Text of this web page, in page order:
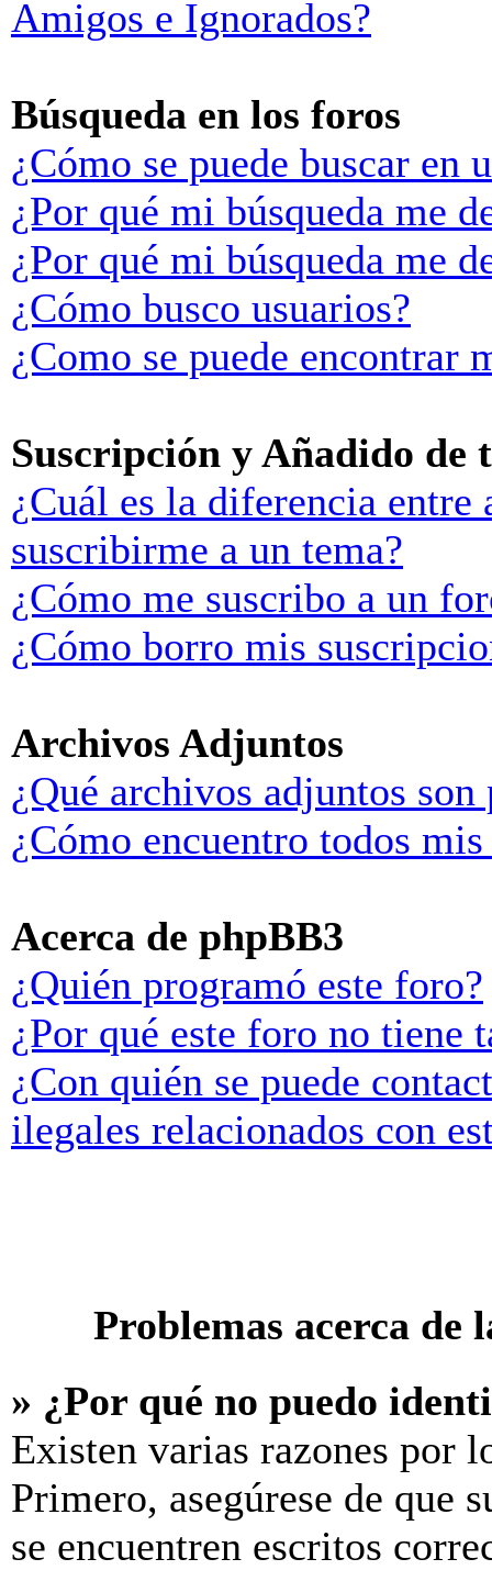
Amigos e Ignorados?
Búsqueda en los foros
¿Cómo se puede buscar en
¿Por qué mi búsqueda me
¿Por qué mi búsqueda me
¿Cómo busco usuarios?
¿Como se puede encontrar
Suscripción y Añadido de
¿Cuál es la diferencia
suscribirme a un tema?
¿Cómo me suscribo a un
¿Cómo borro mis
Archivos Adjuntos
¿Qué archivos adjuntos
¿Cómo encuentro todos
Acerca de phpBB3
¿Quién programó este foro?
¿Por qué este foro no tiene
¿Con quién se puede
ilegales relacionados con
Problemas acerca
» ¿Por qué no puedo
Existen varias razones por
Primero, asegúrese de que
se encuentren escritos